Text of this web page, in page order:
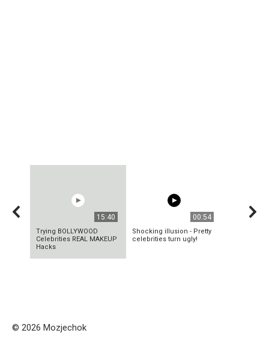
15:40
Trying BOLLYWOOD
Celebrities REAL MAKEUP
Hacks
00:54
Shocking illusion - Pretty
celebrities turn ugly!
© 2026 Mozjechok